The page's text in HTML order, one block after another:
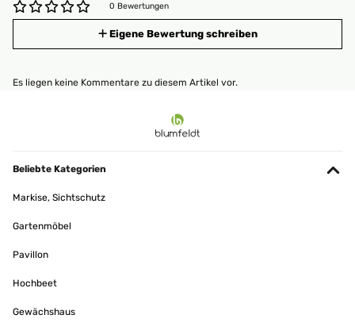
0 Bewertungen
Eigene Bewertung schreiben
Es liegen keine Kommentare zu diesem Artikel vor.
Beliebte Kategorien
Markise, Sichtschutz
Gartenmöbel
Pavillon
Hochbeet
Gewächshaus